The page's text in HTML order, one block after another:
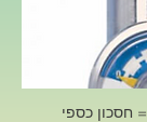
חסכון כספי